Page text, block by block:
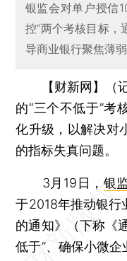
银监会对单户授信
控”两个考核目标，
导商业银行聚焦薄
【财新网】（
的“三个不低于”考
化升级，以解决对
的指标失真问题。
3月19日， 银
于2018年推动银行
的通知》（下称《
低于”、确保小微企